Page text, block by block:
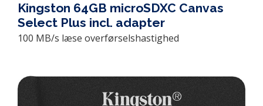
Kingston 64GB microSDXC Canvas
Select Plus incl. adapter
100 MB/s læse overførselshastighed